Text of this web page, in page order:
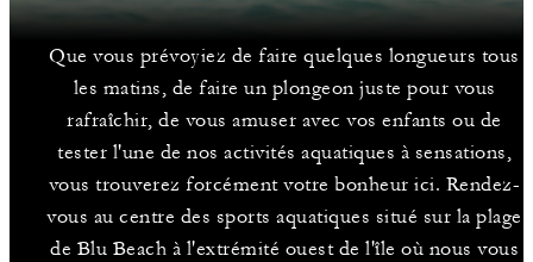
Que vous prévoyiez de faire quelques longueurs tous
les matins, de faire un plongeon juste pour vous
rafraîchir, de vous amuser avec vos enfants ou de
tester l'une de nos activités aquatiques à sensations,
vous trouverez forcément votre bonheur ici. Rendez-
vous au centre des sports aquatiques situé sur la plage
de Blu Beach à l'extrémité ouest de l'île où nous vous